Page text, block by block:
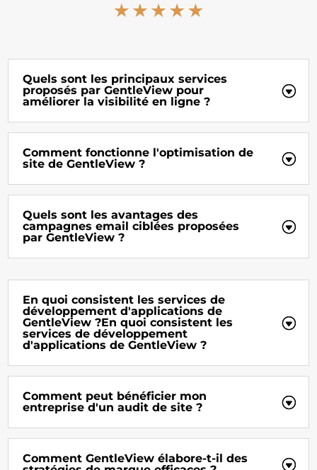
Quels sont les principaux services
proposés par GentleView pour
améliorer la visibilité en ligne ?
Comment fonctionne l'optimisation de
site de GentleView ?
Quels sont les avantages des
campagnes email ciblées proposées
par GentleView ?
En quoi consistent les services de
développement d'applications de
GentleView ?En quoi consistent les
services de développement
d'applications de GentleView ?
Comment peut bénéficier mon
entreprise d'un audit de site ?
Comment GentleView élabore-t-il des